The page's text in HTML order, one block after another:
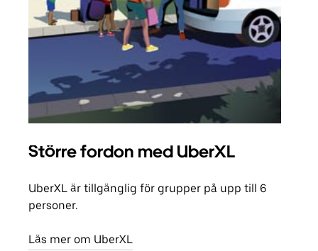
Större fordon med UberXL
UberXL är tillgänglig för grupper på upp till 6
personer.
Läs mer om UberXL